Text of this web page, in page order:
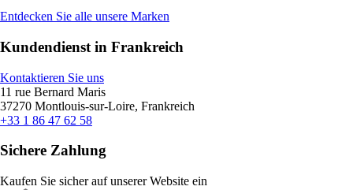
Entdecken Sie alle unsere Marken
Kundendienst in Frankreich
Kontaktieren Sie uns
11 rue Bernard Maris
37270 Montlouis-sur-Loire, Frankreich
+33 1 86 47 62 58
Sichere Zahlung
Kaufen Sie sicher auf unserer Website ein